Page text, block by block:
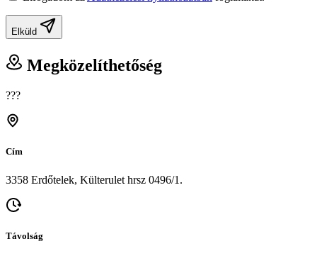
Elküld
Megközelíthetőség
???
Cím
3358 Erdőtelek, Külterulet hrsz 0496/1.
Távolság